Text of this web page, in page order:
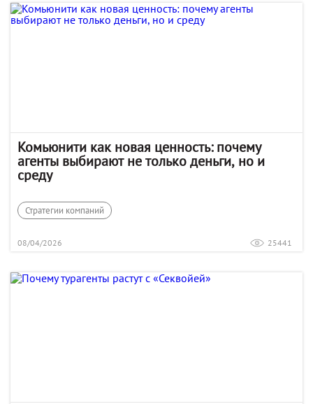
Комьюнити как новая ценность: почему
агенты выбирают не только деньги, но и
среду
Стратегии компаний
08/04/2026 25441